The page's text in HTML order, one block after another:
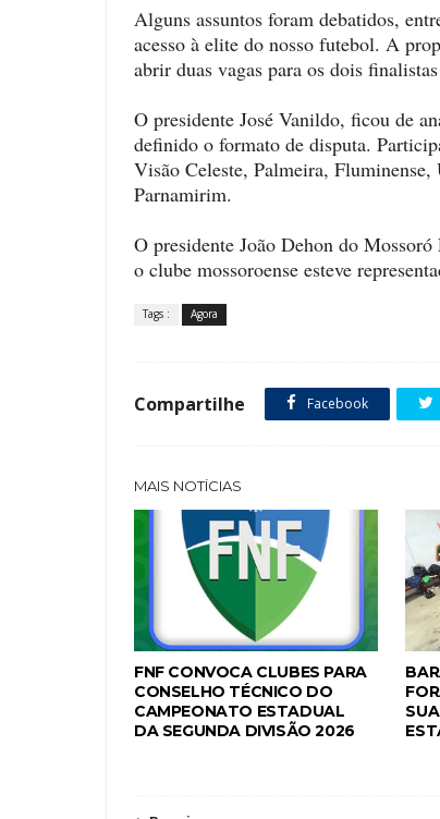
Alguns assuntos foram debatidos,
acesso à elite do nosso futebol. A
abrir duas vagas para os dois
O presidente José Vanildo, ficou de
definido o formato de disputa.
Visão Celeste, Palmeira,
Parnamirim.
O presidente João Dehon do
o clube mossoroense esteve
Tags : Agora
Compartilhe Facebook
MAIS NOTÍCIAS
FNF CONVOCA CLUBES PARA
CONSELHO TÉCNICO DO
CAMPEONATO ESTADUAL
DA SEGUNDA DIVISÃO 2026